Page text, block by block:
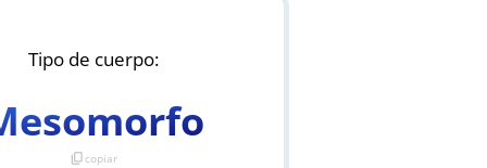
Tipo de cuerpo:
content_copycopiar